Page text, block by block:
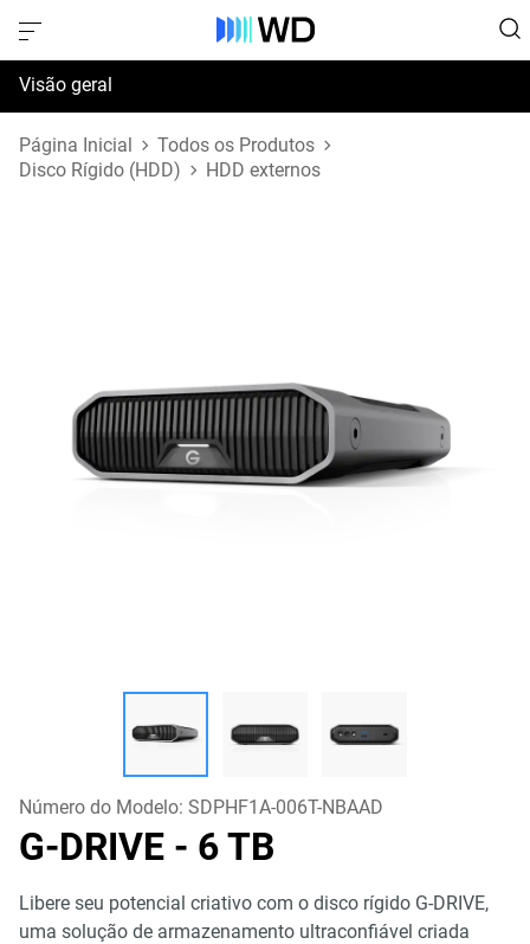
Visão geral
Especificações
Página Inicial
Todos os Produtos
Disco Rígido (HDD)
HDD externos
Número do Modelo: SDPHF1A-006T-NBAAD
G-DRIVE - 6 TB
Libere seu potencial criativo com o disco rígido G-DRIVE,
uma solução de armazenamento ultraconfiável criada